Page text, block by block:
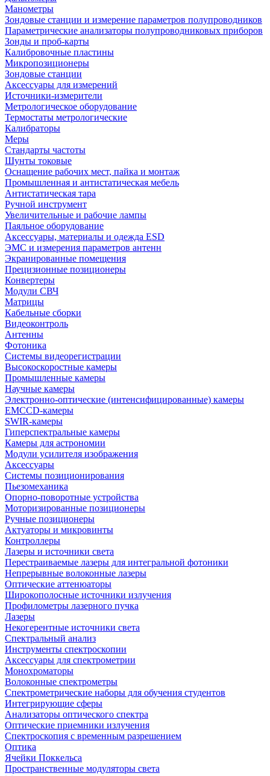
Манометры
Зондовые станции и измерение параметров полупроводников
Параметрические анализаторы полупроводниковых приборов
Зонды и проб-карты
Калибровочные пластины
Микропозиционеры
Зондовые станции
Аксессуары для измерений
Источники-измерители
Метрологическое оборудование
Термостаты метрологические
Калибраторы
Меры
Стандарты частоты
Шунты токовые
Оснащение рабочих мест, пайка и монтаж
Промышленная и антистатическая мебель
Антистатическая тара
Ручной инструмент
Увеличительные и рабочие лампы
Паяльное оборудование
Аксессуары, материалы и одежда ESD
ЭМС и измерения параметров антенн
Экранированные помещения
Прецизионные позиционеры
Конвертеры
Модули СВЧ
Матрицы
Кабельные сборки
Видеоконтроль
Антенны
Фотоника
Cистемы видеорегистрации
Высокоскоростные камеры
Промышленные камеры
Научные камеры
Электронно-оптические (интенсифицированные) камеры
EMCCD-камеры
SWIR-камеры
Гиперспектральные камеры
Камеры для астрономии
Модули усилителя изображения
Аксессуары
Системы позиционирования
Пьезомеханика
Опорно-поворотные устройства
Моторизированные позиционеры
Ручные позиционеры
Актуаторы и микровинты
Контроллеры
Лазеры и источники света
Перестраиваемые лазеры для интегральной фотоники
Непрерывные волоконные лазеры
Оптические аттенюаторы
Широкополосные источники излучения
Профилометры лазерного пучка
Лазеры
Некогерентные источники света
Спектральный анализ
Инструменты спектроскопии
Аксессуары для спектрометрии
Монохроматоры
Волоконные спектрометры
Спектрометрические наборы для обучения студентов
Интегрирующие сферы
Анализаторы оптического спектра
Оптические приемники излучения
Спектроскопия с временным разрешением
Оптика
Ячейки Поккельса
Пространственные модуляторы света